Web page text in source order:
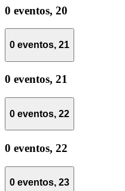
0 eventos, 20
0 eventos, 21
0 eventos, 21
0 eventos, 22
0 eventos, 22
0 eventos, 23